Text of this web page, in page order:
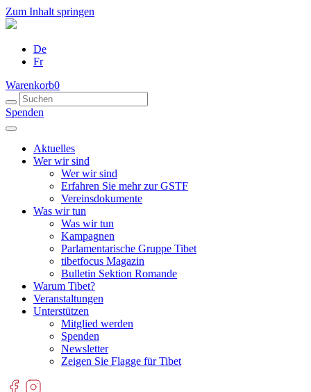
Zum Inhalt springen
De
Fr
Warenkorb0
Spenden
Aktuelles
Wer wir sind
Wer wir sind
Erfahren Sie mehr zur GSTF
Vereinsdokumente
Was wir tun
Was wir tun
Kampagnen
Parlamentarische Gruppe Tibet
tibetfocus Magazin
Bulletin Sektion Romande
Warum Tibet?
Veranstaltungen
Unterstützen
Mitglied werden
Spenden
Newsletter
Zeigen Sie Flagge für Tibet